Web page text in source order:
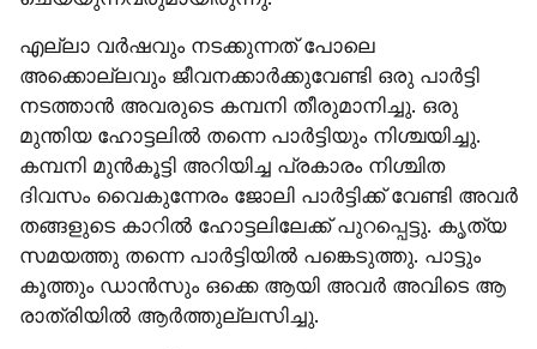
എല്ലാ വർഷവും നടക്കുന്നത് പോലെ
അക്കൊല്ലവും ജീവനക്കാർക്കുവേണ്ടി ഒരു പാർട്ടി
നടത്താൻ അവരുടെ കമ്പനി തീരുമാനിച്ചു. ഒരു
മുന്തിയ ഹോട്ടലിൽ തന്നെ പാർട്ടിയും നിശ്ചയിച്ചു.
കമ്പനി മുൻകൂട്ടി അറിയിച്ച പ്രകാരം നിശ്ചിത
ദിവസം വൈകുന്നേരം ജോലി പാർട്ടിക്ക് വേണ്ടി അവർ
തങ്ങളുടെ കാറിൽ ഹോട്ടലിലേക്ക് പുറപ്പെട്ടു. കൃത്യ
സമയത്തു തന്നെ പാർട്ടിയിൽ പങ്കെടുത്തു. പാട്ടും
കൂത്തും ഡാൻസും ഒക്കെ ആയി അവർ അവിടെ ആ
രാത്രിയിൽ ആർത്തുല്ലസിച്ചു.